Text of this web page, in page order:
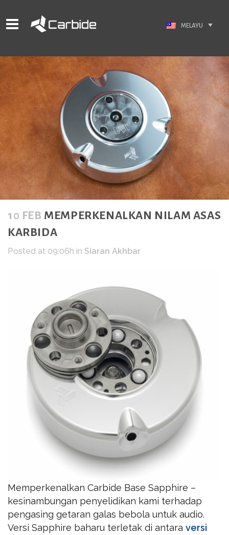
MELAYU
10 FEB MEMPERKENALKAN NILAM ASAS
KARBIDA
Posted at 09:06h in Siaran Akhbar
Memperkenalkan Carbide Base Sapphire –
kesinambungan penyelidikan kami terhadap
pengasing getaran galas bebola untuk audio.
Versi Sapphire baharu terletak di antara versi